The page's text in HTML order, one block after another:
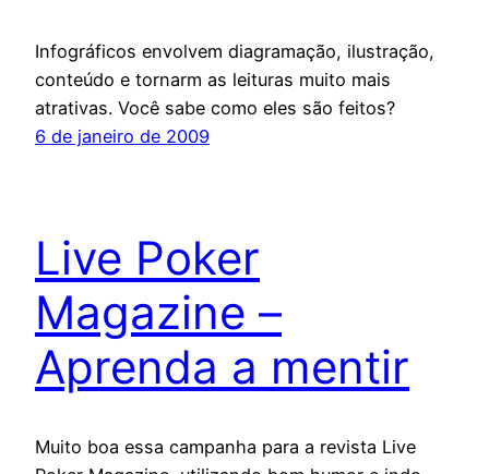
Infográficos envolvem diagramação, ilustração,
conteúdo e tornarm as leituras muito mais
atrativas. Você sabe como eles são feitos?
6 de janeiro de 2009
Live Poker
Magazine –
Aprenda a mentir
Muito boa essa campanha para a revista Live